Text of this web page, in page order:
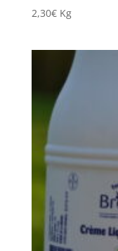
2,30€ Kg